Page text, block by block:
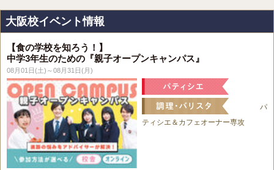
大阪校イベント情報
【食の学校を知ろう！】
中学3年生のための『親子オープンキャンパス』
08月01日(土)～08月31日(月)
パ
ティシエ＆カフェオーナー専攻